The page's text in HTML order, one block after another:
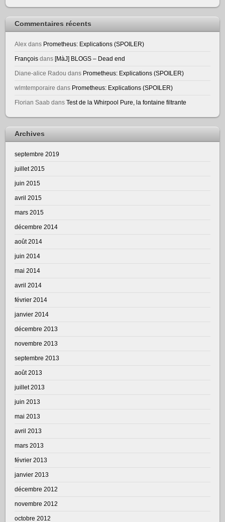
Commentaires récents
Alex dans Prometheus: Explications (SPOILER)
François dans[MàJ] BLOGS – Dead end
Diane-alice Radou dans Prometheus: Explications (SPOILER)
wlmtemporaire dans Prometheus: Explications (SPOILER)
Florian Saab dansTest de la Whirpool Pure, la fontaine filtrante
Archives
septembre 2019
juillet 2015
juin 2015
avril 2015
mars 2015
décembre 2014
août 2014
juin 2014
mai 2014
avril 2014
février 2014
janvier 2014
décembre 2013
novembre 2013
septembre 2013
août 2013
juillet 2013
juin 2013
mai 2013
avril 2013
mars 2013
février 2013
janvier 2013
décembre 2012
novembre 2012
octobre 2012